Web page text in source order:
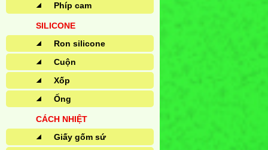
Phíp cam
SILICONE
Ron silicone
Cuộn
Xốp
Ống
CÁCH NHIỆT
Giấy gốm sứ